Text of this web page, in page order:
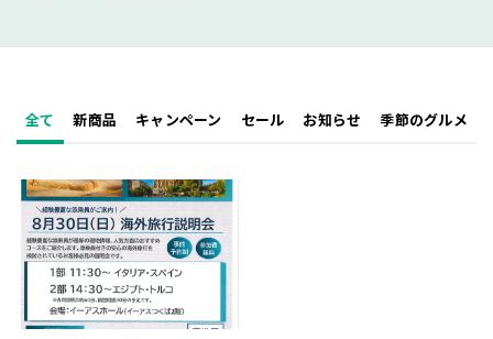
全て 新商品 キャンペーン セール お知らせ 季節のグルメ